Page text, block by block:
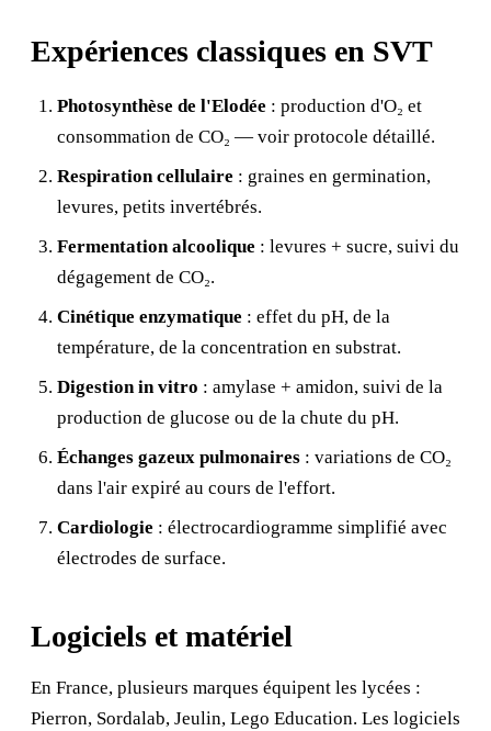
Expériences classiques en SVT
Photosynthèse de l'Elodée : production d'O₂ et
consommation de CO₂ — voir protocole détaillé.
Respiration cellulaire : graines en germination,
levures, petits invertébrés.
Fermentation alcoolique : levures + sucre, suivi du
dégagement de CO₂.
Cinétique enzymatique : effet du pH, de la
température, de la concentration en substrat.
Digestion in vitro : amylase + amidon, suivi de la
production de glucose ou de la chute du pH.
Échanges gazeux pulmonaires : variations de CO₂
dans l'air expiré au cours de l'effort.
Cardiologie : électrocardiogramme simplifié avec
électrodes de surface.
Logiciels et matériel
En France, plusieurs marques équipent les lycées :
Pierron, Sordalab, Jeulin, Lego Education. Les logiciels